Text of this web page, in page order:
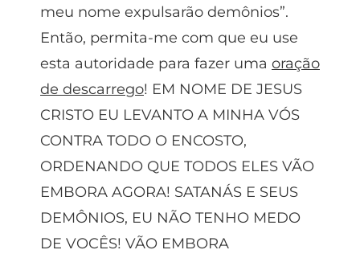
meu nome expulsarão demônios”.
Então, permita-me com que eu use
esta autoridade para fazer uma oração
de descarrego! EM NOME DE JESUS
CRISTO EU LEVANTO A MINHA VÓS
CONTRA TODO O ENCOSTO,
ORDENANDO QUE TODOS ELES VÃO
EMBORA AGORA! SATANÁS E SEUS
DEMÔNIOS, EU NÃO TENHO MEDO
DE VOCÊS! VÃO EMBORA